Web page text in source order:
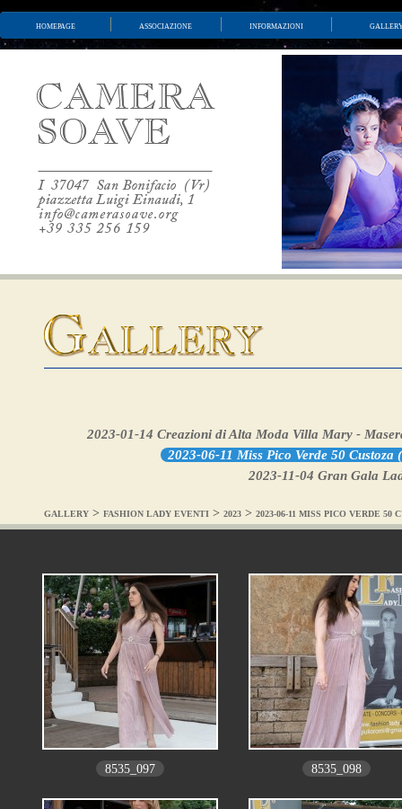
homepage associazione informazioni
2023-01-14 Creazioni di Alta Moda Villa Mary -
2023-06-11 Miss Pico Verde 50 Custoza
2023-11-04 Gran Gala
GALLERY > FASHION LADY EVENTI > 2023 > 2023-06-11 MISS PICO VERDE 50
8535_097 8535_098